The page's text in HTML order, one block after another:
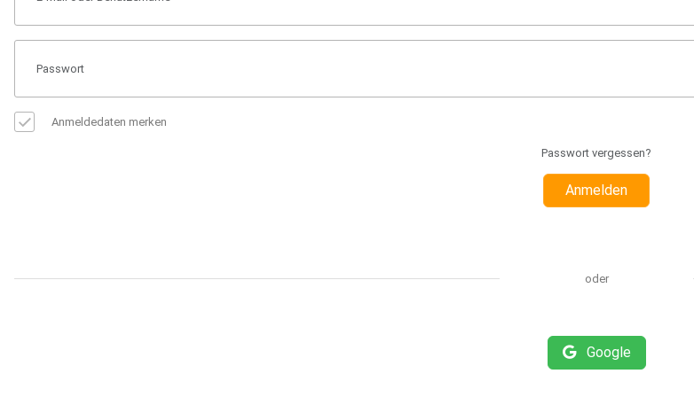
Anmeldedaten merken
Passwort vergessen?
Anmelden
oder
Google